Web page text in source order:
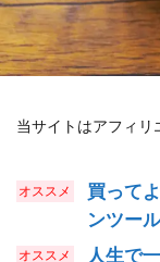
当サイトはアフィリ
買って
ンツー
人生で